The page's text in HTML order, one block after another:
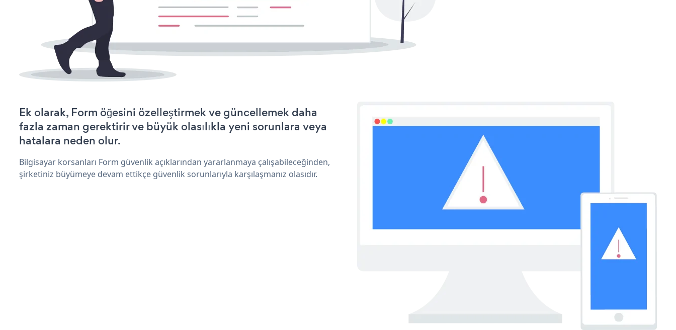
Ek olarak, Form öğesini özelleştirmek ve güncellemek daha
fazla zaman gerektirir ve büyük olasılıkla yeni sorunlara veya
hatalara neden olur.
Bilgisayar korsanları Form güvenlik açıklarından yararlanmaya çalışabileceğinden,
şirketiniz büyümeye devam ettikçe güvenlik sorunlarıyla karşılaşmanız olasıdır.